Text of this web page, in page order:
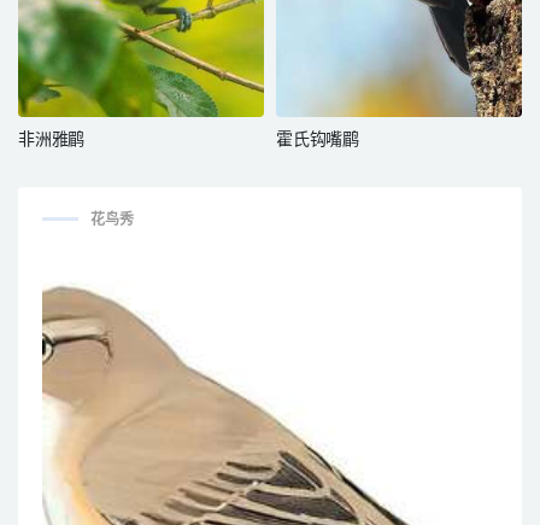
非洲雅鹛 霍氏钩嘴鹛
花鸟秀